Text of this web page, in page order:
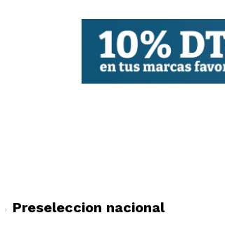
Preseleccion nacional